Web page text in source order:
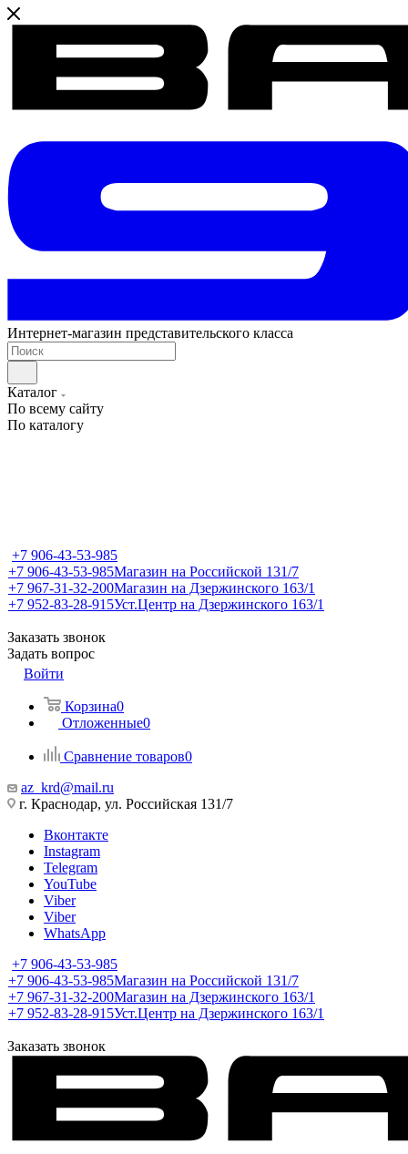
Интернет-магазин представительского класса
Каталог
По всему сайту
По каталогу
+7 906-43-53-985
+7 906-43-53-985Магазин на Российской 131/7
+7 967-31-32-200Магазин на Дзержинского 163/1
+7 952-83-28-915Уст.Центр на Дзержинского 163/1
Заказать звонок
Задать вопрос
Войти
Корзина0
Отложенные0
Сравнение товаров0
az_krd@mail.ru
г. Краснодар, ул. Российская 131/7
Вконтакте
Instagram
Telegram
YouTube
Viber
Viber
WhatsApp
+7 906-43-53-985
+7 906-43-53-985Магазин на Российской 131/7
+7 967-31-32-200Магазин на Дзержинского 163/1
+7 952-83-28-915Уст.Центр на Дзержинского 163/1
Заказать звонок